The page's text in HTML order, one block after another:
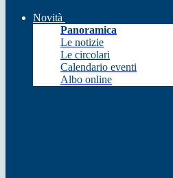
Novità
Panoramica
Le notizie
Le circolari
Calendario eventi
Albo online